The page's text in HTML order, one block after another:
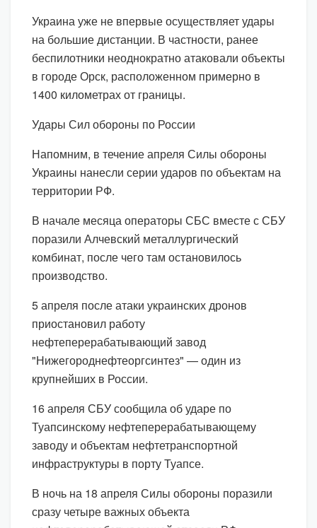
Украина уже не впервые осуществляет удары
на большие дистанции. В частности, ранее
беспилотники неоднократно атаковали объекты
в городе Орск, расположенном примерно в
1400 километрах от границы.
Удары Сил обороны по России
Напомним, в течение апреля Силы обороны
Украины нанесли серии ударов по объектам на
территории РФ.
В начале месяца операторы СБС вместе с СБУ
поразили Алчевский металлургический
комбинат, после чего там остановилось
производство.
5 апреля после атаки украинских дронов
приостановил работу
нефтеперерабатывающий завод
"Нижегороднефтеоргсинтез" — один из
крупнейших в России.
16 апреля СБУ сообщила об ударе по
Туапсинскому нефтеперерабатывающему
заводу и объектам нефтетранспортной
инфраструктуры в порту Туапсе.
В ночь на 18 апреля Силы обороны поразили
сразу четыре важных объекта